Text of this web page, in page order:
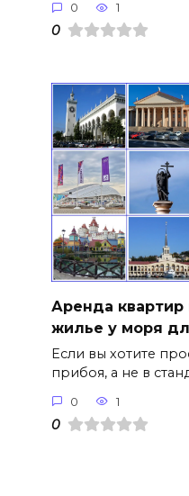
0 1
0
Аренда квартир
жилье у моря
Если вы хотите
прибоя, а не в
0 1
0